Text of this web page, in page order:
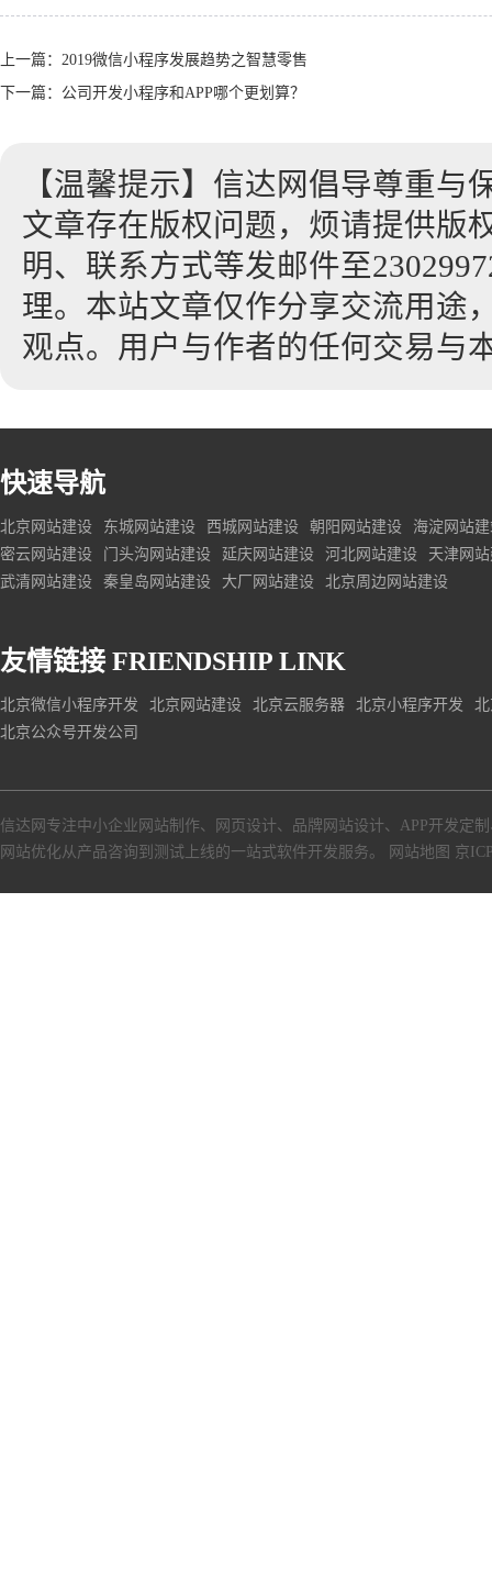
上一篇： 2019微信小程序发展趋势之智慧零售
下一篇： 公司开发小程序和APP哪个更划算？
【温馨提示】信达网倡导尊重与
文章存在版权问题，烦请提供版
明、联系方式等发邮件至
理。本站文章仅作分享交流用途
观点。用户与作者的任何交易与
快速导航
北京网站建设 东城网站建设 西城网站建设 朝阳网站建设
海淀网站
密云网站建设
门头沟网站建设 延庆网站建设 河北网站建设
天津网
武清网站建设
秦皇岛网站建设 大厂网站建设 北京周边网站建设
友情链接 FRIENDSHIP LINK
北京微信小程序开发 北京网站建设 北京云服务器 北京小程序开发
北京公众号开发公司
信达网专注中小企业网站制作、 网页设计、 品牌网站设计、 APP开发定制
网站优化从产品咨询到测试上线的一站式软件开发服务。
网站地图 京